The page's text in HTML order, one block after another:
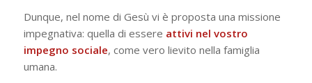
Dunque, nel nome di Gesù vi è proposta una missione
impegnativa: quella di essere attivi nel vostro
impegno sociale, come vero lievito nella famiglia
umana.